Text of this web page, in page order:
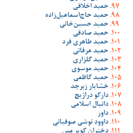
حمید اخلاقی
حمید حاج‌اسماعیل‌زاده
حمید حسین‌خانی
حمید صادقی
حمید طاهری فرد
حمید عرفانی
حمید گلزاری
حمید موسوی
حمید کاظمی
خشایار زبرجد
دارکو دراژیچ
دانیال اسلامی
داور
داوود نوشی صوفیانی